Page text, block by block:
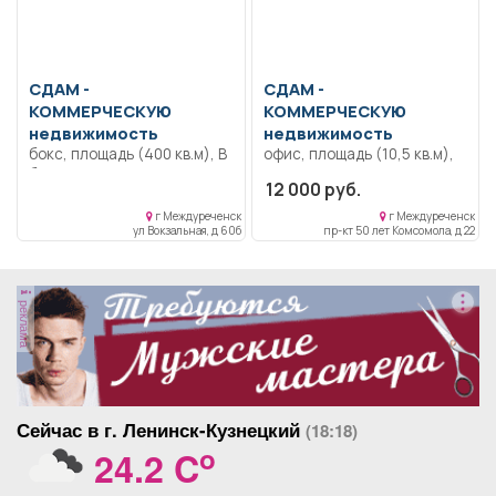
Мощность увеличим
согласно Вашему
руб.- 1 м2+ коммунальные
услуги. Рассмотрим аренду
всей площади на
долгосрочный срок.
СДАМ -
КОММЕРЧЕСКУЮ
недвижимость
бокс, площадь (400 кв.м), В
боксе по адресу
парковчные места дляг Междуреченск
ул Вокзальная, д 60б
СДАМ -
КОММЕРЧЕСКУЮ
недвижимость
офис, площадь (10,5 кв.м),
телефону ват сап или
12 000 руб.
г Междуреченск
пр-кт 50 лет Комсомола, д 22
реклама
Сейчас в г. Ленинск-Кузнецкий (18:18)
24.2 Co